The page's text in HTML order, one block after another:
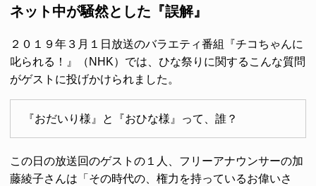
ネット中が騒然とした『誤解』
２０１９年３月１日放送のバラエティ番組『チコちゃんに
叱られる！』（NHK）では、ひな祭りに関するこんな質問
がゲストに投げかけられました。
『おだいり様』と『おひな様』って、誰？
この日の放送回のゲストの１人、フリーアナウンサーの加
藤綾子さんは「その時代の、権力を持っているお偉いさ